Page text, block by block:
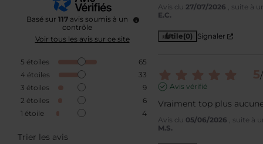
Basé sur 117 avis soumis à un
contrôle
Voir tous les avis sur ce site
5 étoiles
65
4 étoiles
33
3 étoiles
9
2 étoiles
6
1 étoile 4
Trier les avis
Avis du 27/07/2026 , suite à
E.C.
Utile(0) Signaler
5/
Avis vérifié
Vraiment top plus
Avis du 05/06/2026 , suite à
M.S.